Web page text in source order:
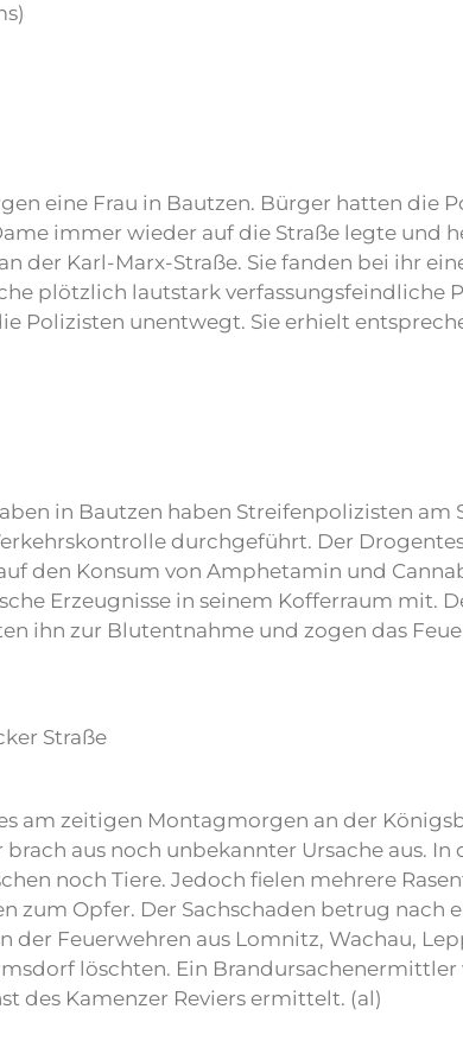
eine Frau in Bautzen. Bürger hatten die
immer wieder auf die Straße legte und
der Karl-Marx-Straße. Sie fanden bei ihr
plötzlich lautstark verfassungsfeindliche
Polizisten unentwegt. Sie erhielt
in Bautzen haben Streifenpolizisten
durchgeführt. Der
den Konsum von Amphetamin und
Erzeugnisse in seinem Kofferraum mit.
ihn zur Blutentnahme und zogen das
Straße
am zeitigen Montagmorgen an der
aus noch unbekannter Ursache aus.
noch Tiere. Jedoch fielen mehrere
zum Opfer. Der Sachschaden betrug nach
der Feuerwehren aus Lomnitz, Wachau,
löschten. Ein
des Kamenzer Reviers ermittelt. (al)